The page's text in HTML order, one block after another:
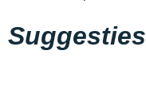
Suggesties